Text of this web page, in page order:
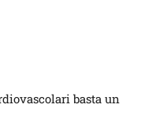
basta un